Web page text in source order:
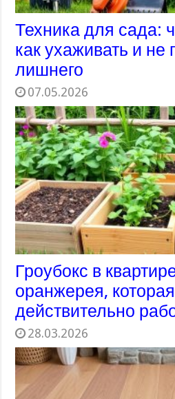
Техника для сада:
как ухаживать и не
лишнего
07.05.2026
Гроубокс в
оранжерея, которая
действительно
28.03.2026